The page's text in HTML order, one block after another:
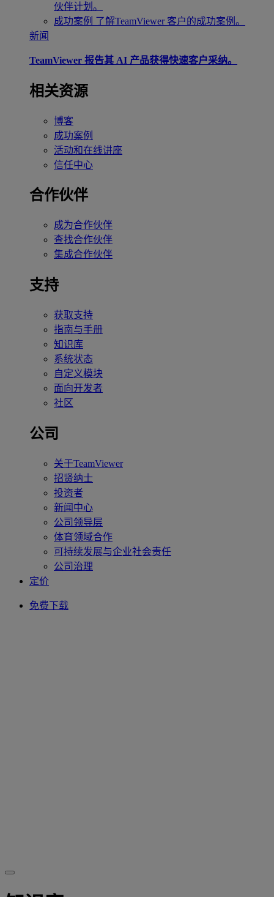
伙伴计划。
成功案例 了解TeamViewer 客户的成功案例。
新闻
TeamViewer 报告其 AI 产品获得快速客户采纳。
相关资源
博客
成功案例
活动和在线讲座
信任中心
合作伙伴
成为合作伙伴
查找合作伙伴
集成合作伙伴
支持
获取支持
指南与手册
知识库
系统状态
自定义模块
面向开发者
社区
公司
关于TeamViewer
招贤纳士
投资者
新闻中心
公司领导层
体育领域合作
可持续发展与企业社会责任
公司治理
定价
免费下载